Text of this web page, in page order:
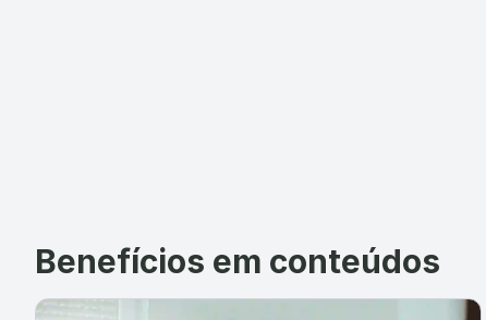
Benefícios em conteúdos